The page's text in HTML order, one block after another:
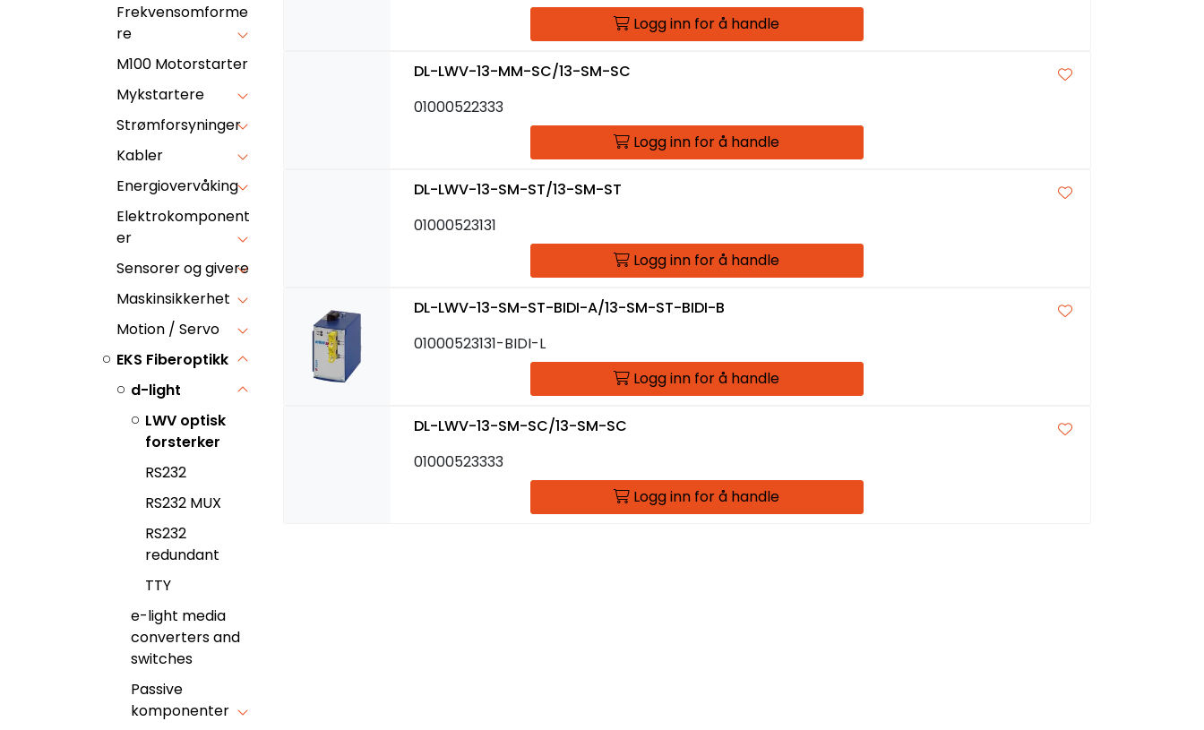
Frekvensomforme
re
M100 Motorstarter
Mykstartere
Strømforsyninger
Kabler
Energiovervåking
Elektrokomponent
er
Sensorer og givere
Maskinsikkerhet
Motion / Servo
EKS Fiberoptikk
d-light
LWV optisk
forsterker
RS232
RS232 MUX
RS232
redundant
TTY
e-light media
converters and
switches
Passive
komponenter
Logg inn for å handle
DL-LWV-13-MM-SC/13-SM-SC
01000522333
Logg inn for å handle
DL-LWV-13-SM-ST/13-SM-ST
01000523131
Logg inn for å handle
DL-LWV-13-SM-ST-BIDI-A/13-SM-ST-BIDI-B
01000523131-BIDI-L
Logg inn for å handle
DL-LWV-13-SM-SC/13-SM-SC
01000523333
Logg inn for å handle